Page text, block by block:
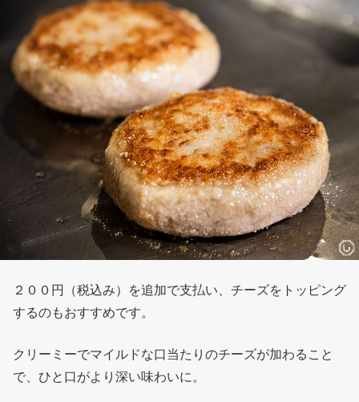
２００円（税込み）を追加で支払い、チーズをトッピング
するのもおすすめです。
クリーミーでマイルドな口当たりのチーズが加わること
で、ひと口がより深い味わいに。